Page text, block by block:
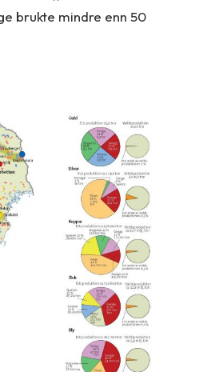
brukte mindre enn 50